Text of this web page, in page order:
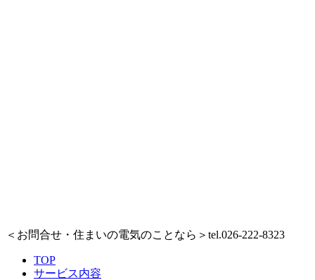
＜お問合せ・住まいの電気のことなら＞ tel.026-222-8323
TOP
サービス内容